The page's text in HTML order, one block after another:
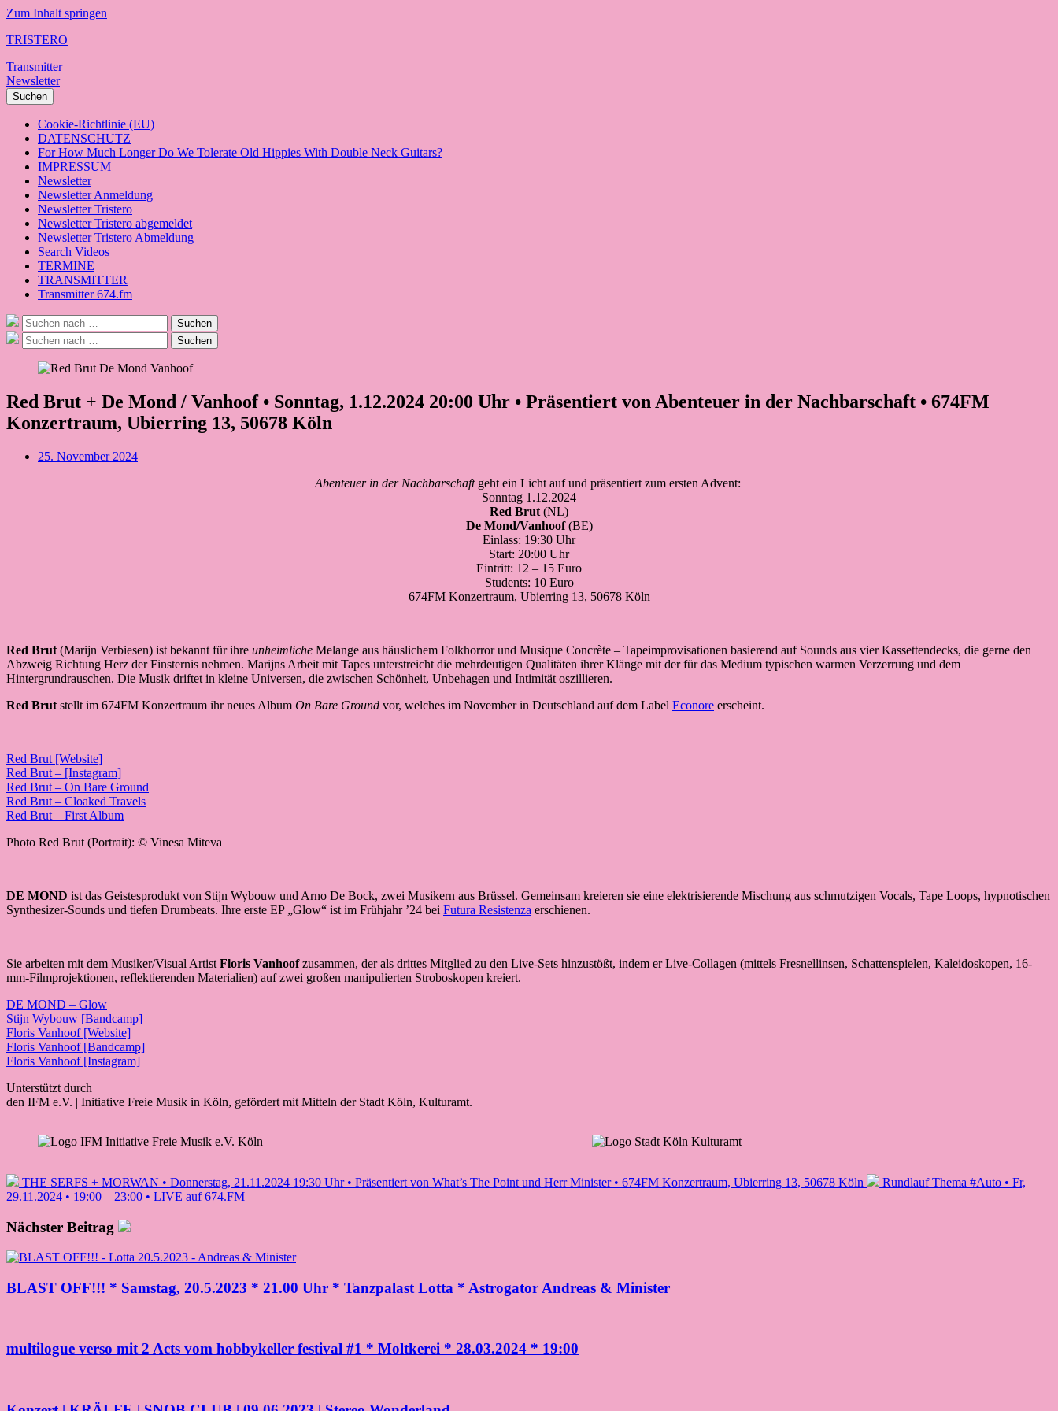
Zum Inhalt springen
TRISTERO
Transmitter
Newsletter
Suchen
Cookie-Richtlinie (EU)
DATENSCHUTZ
For How Much Longer Do We Tolerate Old Hippies With Double Neck Guitars?
IMPRESSUM
Newsletter
Newsletter Anmeldung
Newsletter Tristero
Newsletter Tristero abgemeldet
Newsletter Tristero Abmeldung
Search Videos
TERMINE
TRANSMITTER
Transmitter 674.fm
Suche
nach:
Suchen
Suche
nach:
Suchen
Red Brut + De Mond / Vanhoof • Sonntag, 1.12.2024 20:00 Uhr • Präsentiert von Abenteuer in der Nachbarschaft • 674FM
Konzertraum, Ubierring 13, 50678 Köln
Beitragsdatum
25. November 2024
Abenteuer in der Nachbarschaftgeht ein Licht auf und präsentiert zum ersten Advent:
Sonntag 1.12.2024
Red Brut (NL)
De Mond/Vanhoof(BE)
Einlass: 19:30 Uhr
Start: 20:00 Uhr
Eintritt: 12 – 15 Euro
Students: 10 Euro
674FM Konzertraum, Ubierring 13, 50678 Köln
Red Brut (Marijn Verbiesen) ist bekannt für ihre unheimliche Melange aus häuslichem Folkhorror und Musique Concrète – Tapeimprovisationen basierend auf Sounds aus vier Kassettendecks, die gerne den
Abzweig Richtung Herz der Finsternis nehmen. Marijns Arbeit mit Tapes unterstreicht die mehrdeutigen Qualitäten ihrer Klänge mit der für das Medium typischen warmen Verzerrung und dem
Hintergrundrauschen. Die Musik driftet in kleine Universen, die zwischen Schönheit, Unbehagen und Intimität oszillieren.
Red Brut stellt im 674FM Konzertraum ihr neues Album On Bare Ground vor, welches im November in Deutschland auf dem Label Econore erscheint.
Red Brut [Website]
Red Brut – [Instagram]
Red Brut – On Bare Ground
Red Brut – Cloaked Travels
Red Brut – First Album
Photo Red Brut (Portrait): © Vinesa Miteva
DE MOND ist das Geistesprodukt von Stijn Wybouw und Arno De Bock, zwei Musikern aus Brüssel. Gemeinsam kreieren sie eine elektrisierende Mischung aus schmutzigen Vocals, Tape Loops, hypnotischen
Synthesizer-Sounds und tiefen Drumbeats. Ihre erste EP „Glow“ ist im Frühjahr ’24 bei Futura Resistenza erschienen.
Sie arbeiten mit dem Musiker/Visual Artist Floris Vanhoofzusammen, der als drittes Mitglied zu den Live-Sets hinzustößt, indem er Live-Collagen (mittels Fresnellinsen, Schattenspielen, Kaleidoskopen, 16-
mm-Filmprojektionen, reflektierenden Materialien) auf zwei großen manipulierten Stroboskopen kreiert.
DE MOND – Glow
Stijn Wybouw [Bandcamp]
Floris Vanhoof [Website]
Floris Vanhoof [Bandcamp]
Floris Vanhoof [Instagram]
Unterstützt durch
den IFM e.V. | Initiative Freie Musik in Köln, gefördert mit Mitteln der Stadt Köln, Kulturamt.
THE SERFS + MORWAN • Donnerstag, 21.11.2024 19:30 Uhr • Präsentiert von What’s The Point und Herr Minister • 674FM Konzertraum, Ubierring 13, 50678 Köln
Rundlauf Thema #Auto • Fr,
29.11.2024 • 19:00 – 23:00 • LIVE auf 674.FM
Nächster Beitrag
BLAST OFF!!! * Samstag, 20.5.2023 * 21.00 Uhr * Tanzpalast Lotta * Astrogator Andreas & Minister
multilogue verso mit 2 Acts vom hobbykeller festival #1 * Moltkerei * 28.03.2024 * 19:00